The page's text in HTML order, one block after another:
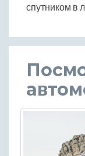
спутником в